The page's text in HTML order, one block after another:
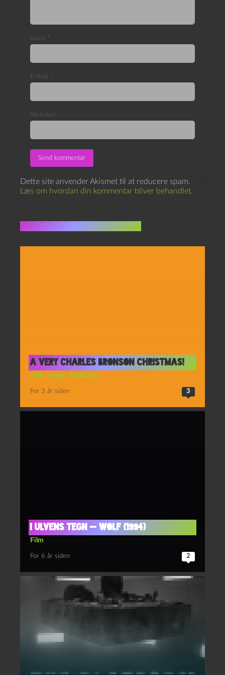
Navn *
E-mail *
Websted
Dette site anvender Akismet til at reducere spam.
Læs om hvordan din kommentar bliver behandlet.
A very Charles Bronson Christmas!
Film, Hygge, Podcasts
For 3 år siden 3
I ulvens tegn — Wolf (1994)
Film
For 6 år siden 2